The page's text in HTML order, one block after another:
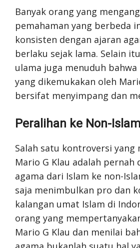
Banyak orang yang
pemahaman yang berbeda
konsisten dengan ajaran
berlaku sejak lama. Selain
ulama juga menuduh
yang dikemukakan oleh
bersifat menyimpang dan
Peralihan ke Non-Islam
Salah satu kontroversi yang
Mario G Klau adalah pernah
agama dari Islam ke non-
saja menimbulkan pro dan
kalangan umat Islam di
orang yang
Mario G Klau dan menilai